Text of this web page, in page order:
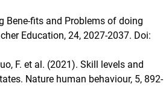
Bene-fits and Problems of doing
Education, 24, 2027-2037. Doi:
F. et al. (2021). Skill levels and
Nature human behaviour, 5, 892-